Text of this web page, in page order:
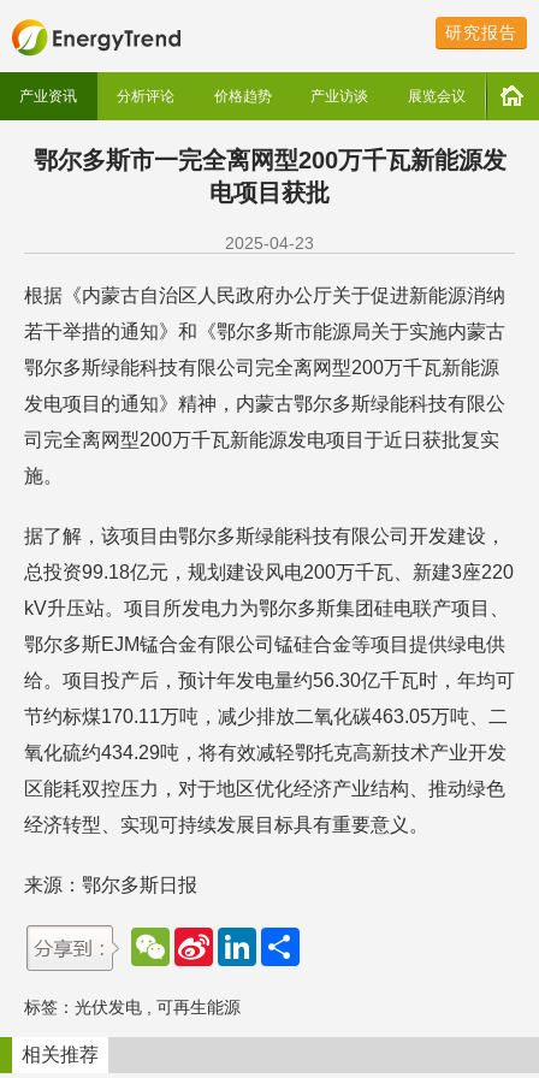
研究报告
产业资讯 分析评论 价格趋势 产业访谈 展览会议
鄂尔多斯市一完全离网型200万千瓦新能源发
电项目获批
2025-04-23
根据《内蒙古自治区人民政府办公厅关于促进新能源消纳
若干举措的通知》和《鄂尔多斯市能源局关于实施内蒙古
鄂尔多斯绿能科技有限公司完全离网型200万千瓦新能源
发电项目的通知》精神，内蒙古鄂尔多斯绿能科技有限公
司完全离网型200万千瓦新能源发电项目于近日获批复实
施。
据了解，该项目由鄂尔多斯绿能科技有限公司开发建设，
总投资99.18亿元，规划建设风电200万千瓦、新建3座220
kV升压站。项目所发电力为鄂尔多斯集团硅电联产项目、
鄂尔多斯EJM锰合金有限公司锰硅合金等项目提供绿电供
给。项目投产后，预计年发电量约56.30亿千瓦时，年均可
节约标煤170.11万吨，减少排放二氧化碳463.05万吨、二
氧化硫约434.29吨，将有效减轻鄂托克高新技术产业开发
区能耗双控压力，对于地区优化经济产业结构、推动绿色
经济转型、实现可持续发展目标具有重要意义。
来源：鄂尔多斯日报
W
e
a
t
S
a
W
e
b
L
d
n
标签： 光伏发电 可再生能源
相关推荐